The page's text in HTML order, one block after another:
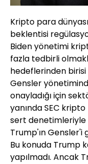
Kripto para
beklentisi
Biden yönetimi
fazla tedbirli
hedeflerinden birisi
Gensler
onayladığı için
yanında SEC
sert denetimleriyle
Trump'ın Gensler'i
Bu konuda Trump
yapılmadı. Ancak